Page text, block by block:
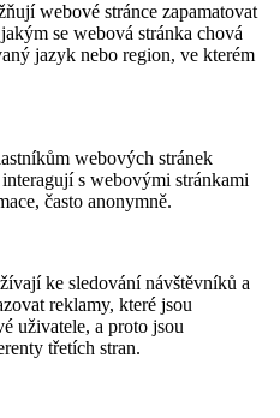
webové stránce zapamatovat
se webová stránka chová
jazyk nebo region, ve kterém
webových stránek
s webovými stránkami
často anonymně.
ke sledování návštěvníků a
reklamy, které jsou
uživatele, a proto jsou
třetích stran.